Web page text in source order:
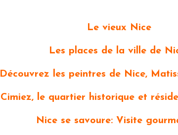
Le vieux Nice
Les places de la ville de
Découvrez les peintres de Nice,
Cimiez, le quartier historique et
Nice se savoure: Visite